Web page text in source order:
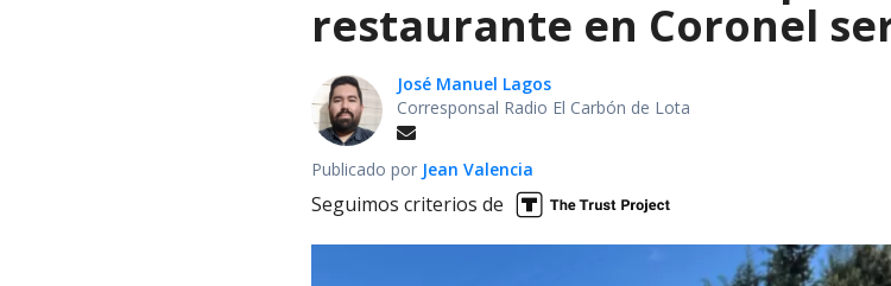
restaurante en Coronel
José Manuel Lagos
Corresponsal Radio El Carbón de Lota
Publicado por Jean Valencia
Seguimos criterios de